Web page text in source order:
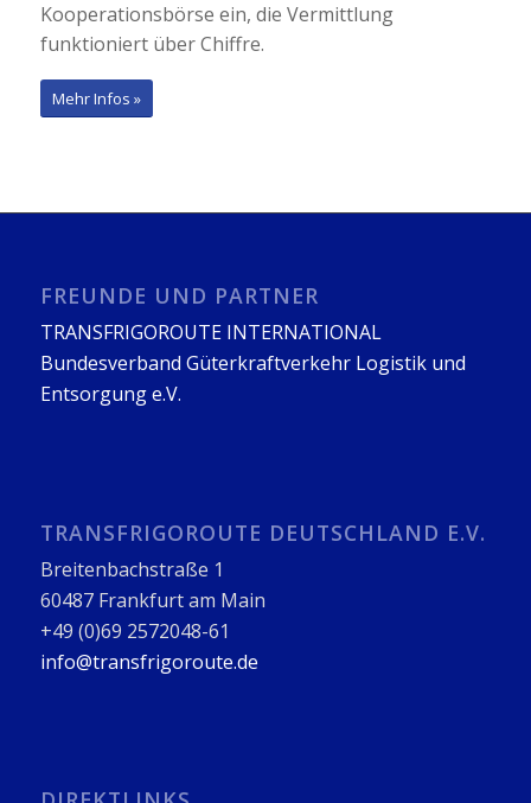
Kooperationsbörse ein, die Vermittlung
funktioniert über Chiffre.
Mehr Infos »
FREUNDE UND PARTNER
TRANSFRIGOROUTE INTERNATIONAL
Bundesverband Güterkraftverkehr Logistik und
Entsorgung e.V.
TRANSFRIGOROUTE DEUTSCHLAND E.V.
Breitenbachstraße 1
60487 Frankfurt am Main
+49 (0)69 2572048-61
info@transfrigoroute.de